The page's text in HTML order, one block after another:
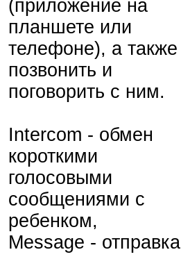
(приложение на
планшете или
телефоне), а также
позвонить и
поговорить с ним.
Intercom - обмен
короткими
голосовыми
сообщениями с
ребенком,
Message - отправка